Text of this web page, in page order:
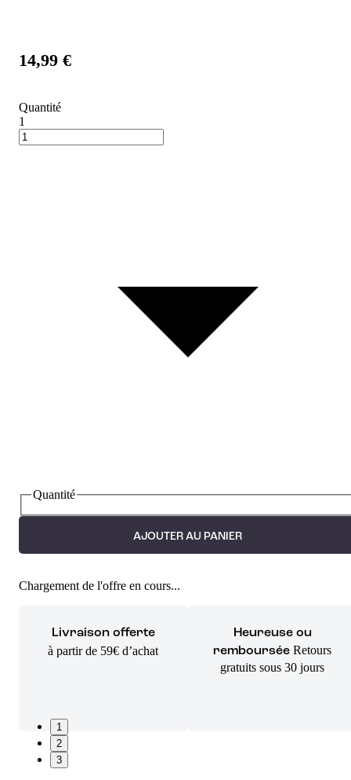
14,99 €
Quantité
1
Quantité
AJOUTER AU PANIER
Chargement de l'offre en cours...
Livraison offerte
à partir de 59€ d’achat
Heureuse ou
remboursée Retours
gratuits sous 30 jours
1
2
3